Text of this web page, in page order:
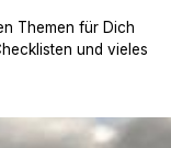
Themen für Dich
und vieles